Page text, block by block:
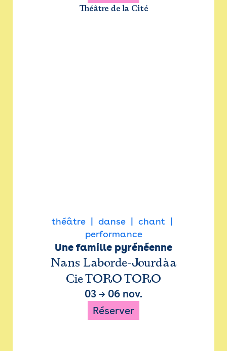
Théâtre de la Cité
théâtre danse
chant
performance
Une famille pyrénéenne
Nans Laborde-Jourdàa
Cie TORO TORO
03 → 06 nov.
Réserver